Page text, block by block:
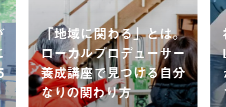
「地域に関わる」とは。
ローカルプロデューサー
養成講座で見つける自分
なりの関わり方